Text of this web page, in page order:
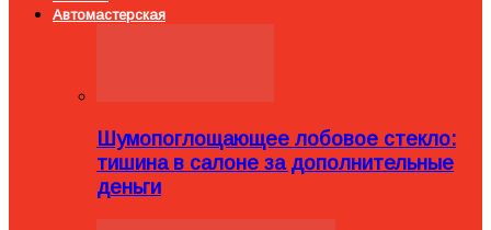
Автомастерская
Шумопоглощающее лобовое стекло:
тишина в салоне за дополнительные
деньги